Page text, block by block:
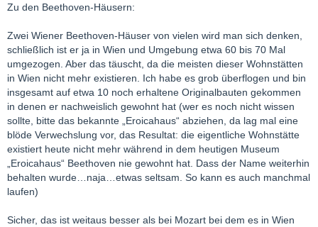
Zu den Beethoven-Häusern:
Zwei Wiener Beethoven-Häuser von vielen wird man sich denken,
schließlich ist er ja in Wien und Umgebung etwa 60 bis 70 Mal
umgezogen. Aber das täuscht, da die meisten dieser Wohnstätten
in Wien nicht mehr existieren. Ich habe es grob überflogen und bin
insgesamt auf etwa 10 noch erhaltene Originalbauten gekommen
in denen er nachweislich gewohnt hat (wer es noch nicht wissen
sollte, bitte das bekannte „Eroicahaus“ abziehen, da lag mal eine
blöde Verwechslung vor, das Resultat: die eigentliche Wohnstätte
existiert heute nicht mehr während in dem heutigen Museum
„Eroicahaus“ Beethoven nie gewohnt hat. Dass der Name weiterhin
behalten wurde…naja…etwas seltsam. So kann es auch manchmal
laufen)
Sicher, das ist weitaus besser als bei Mozart bei dem es in Wien